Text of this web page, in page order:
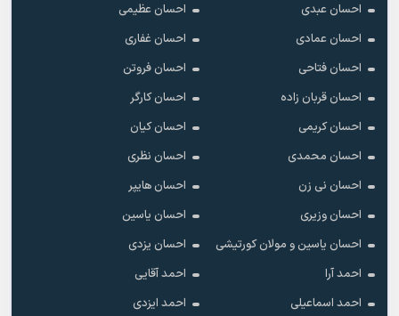
احسان عبدی
احسان عظیمی
احسان عمادی
احسان غفاری
احسان فتاحی
احسان فروتن
احسان قربان زاده
احسان کارگر
احسان کریمی
احسان کیان
احسان محمدی
احسان نظری
احسان نی زن
احسان هایپر
احسان وزیری
احسان یاسین
احسان یاسین و مولان کورتیشی
احسان یزدی
احمد آرا
احمد آقایی
احمد اسماعیلی
احمد ایزدی